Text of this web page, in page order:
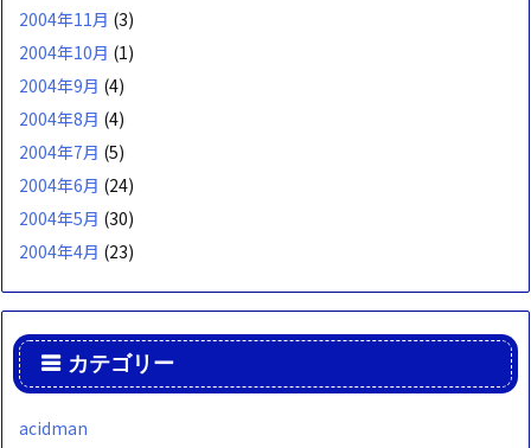
2004年11月 (3)
2004年10月 (1)
2004年9月 (4)
2004年8月 (4)
2004年7月 (5)
2004年6月 (24)
2004年5月 (30)
2004年4月 (23)
カテゴリー
acidman